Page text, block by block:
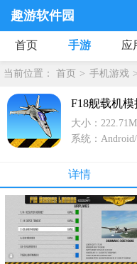
趣游软件园
首页 手游 应
当前位置： 首页 手机游戏
F18舰载机
大小：
系统：
详情